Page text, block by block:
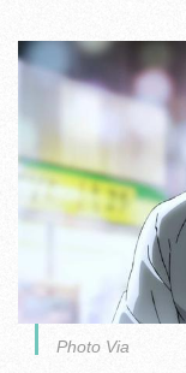
Photo Via